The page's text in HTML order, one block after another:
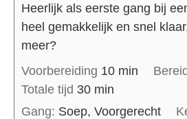
Heerlijk als eerste gang bij
heel gemakkelijk en snel
meer?
Voorbereiding 10 min
Totale tijd 30 min
Gang: Soep, Voorgerecht